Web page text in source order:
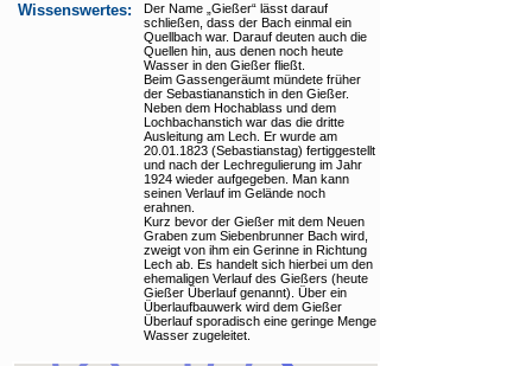
Wissenswertes:
Der Name „Gießer“ lässt darauf
schließen, dass der Bach einmal ein
Quellbach war. Darauf deuten auch die
Quellen hin, aus denen noch heute
Wasser in den Gießer fließt.
Beim Gassengeräumt mündete früher
der Sebastiananstich in den Gießer.
Neben dem Hochablass und dem
Lochbachanstich war das die dritte
Ausleitung am Lech. Er wurde am
20.01.1823 (Sebastianstag) fertiggestellt
und nach der Lechregulierung im Jahr
1924 wieder aufgegeben. Man kann
seinen Verlauf im Gelände noch
erahnen.
Kurz bevor der Gießer mit dem Neuen
Graben zum Siebenbrunner Bach wird,
zweigt von ihm ein Gerinne in Richtung
Lech ab. Es handelt sich hierbei um den
ehemaligen Verlauf des Gießers (heute
Gießer Überlauf genannt). Über ein
Überlaufbauwerk wird dem Gießer
Überlauf sporadisch eine geringe Menge
Wasser zugeleitet.